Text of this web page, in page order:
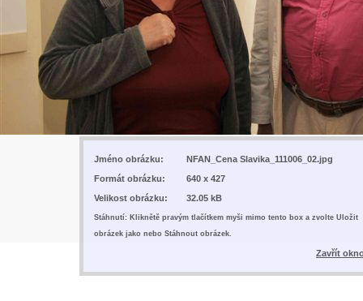
Jméno obrázku:
NFAN_Cena Slavika_111006_02.jpg
Formát obrázku:
640 x 427
Velikost obrázku:
32.05 kB
Stáhnutí: Kliknětě pravým tlačítkem myši mimo tento box a zvolte Uložit
obrázek jako nebo Stáhnout obrázek.
Zavřít